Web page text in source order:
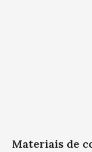
Materiais de